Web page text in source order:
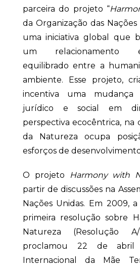
parceira do projeto “
da Organização das Nações
uma iniciativa global que
um relacionamento
equilibrado entre a
ambiente. Esse projeto,
incentiva uma mudança
jurídico e social em
perspectiva ecocêntrica, na
da Natureza ocupa
esforços de
O projeto Harmony with
partir de discussões na
Nações Unidas. Em 2009,
primeira resolução sobre
Natureza (Resolução A/
proclamou 22 de
Internacional da Mãe